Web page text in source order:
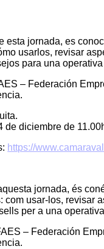
esta jornada, es
usarlos, revisar
para una
– Federación
de diciembre de
https://
jornada, és
com usar-los, revisar
per a una
– Federación